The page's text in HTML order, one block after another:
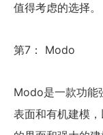
值得考虑的选择。
第7： Modo
Modo是一款功能
表面和有机建模